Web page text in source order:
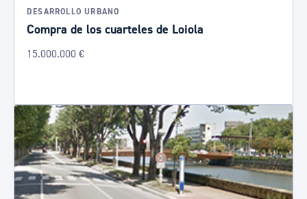
DESARROLLO URBANO
Compra de los cuarteles de Loiola
15.000.000 €